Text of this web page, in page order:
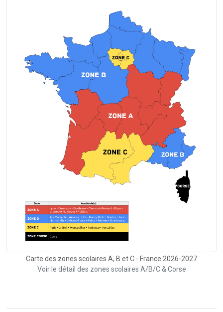
Carte des zones scolaires A, B et C - France 2026-2027
Voir le détail des zones scolaires A/B/C & Corse